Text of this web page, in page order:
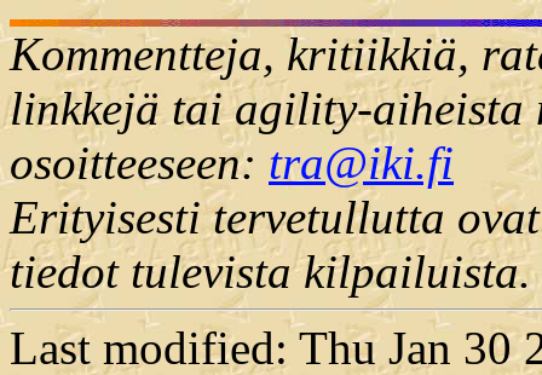
Kommentteja, kritiikkiä,
linkkejä tai agility-
osoitteeseen: tra@iki.fi
Erityisesti tervetullutta
tiedot tulevista kilpailuista.
Last modified: Thu Jan 30